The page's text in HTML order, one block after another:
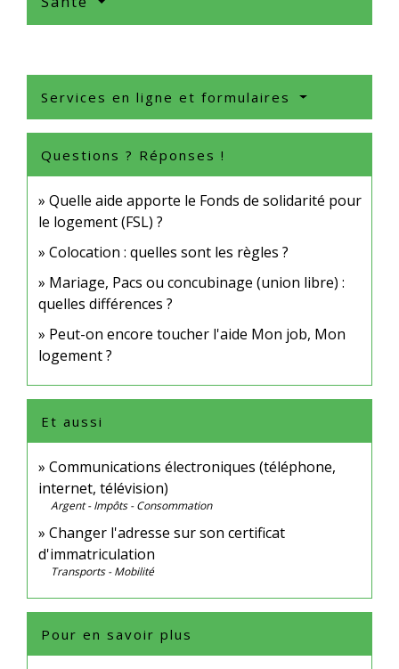
Services en ligne et formulaires
Questions ? Réponses !
Quelle aide apporte le Fonds de solidarité pour
le logement (FSL) ?
Colocation : quelles sont les règles ?
Mariage, Pacs ou concubinage (union libre) :
quelles différences ?
Peut-on encore toucher l'aide Mon job, Mon
logement ?
Et aussi
Communications électroniques (téléphone,
internet, télévision)
Argent - Impôts - Consommation
Changer l'adresse sur son certificat
d'immatriculation
Transports - Mobilité
Pour en savoir plus